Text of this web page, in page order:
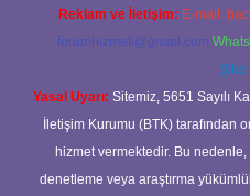
Reklam ve İletişim: E-mail:
forumhizmeti@gmail.com
Yasal Uyarı: Sitemiz, 5651 Sayılı
İletişim Kurumu (BTK) tarafından
hizmet vermektedir. Bu
denetleme veya araştırma